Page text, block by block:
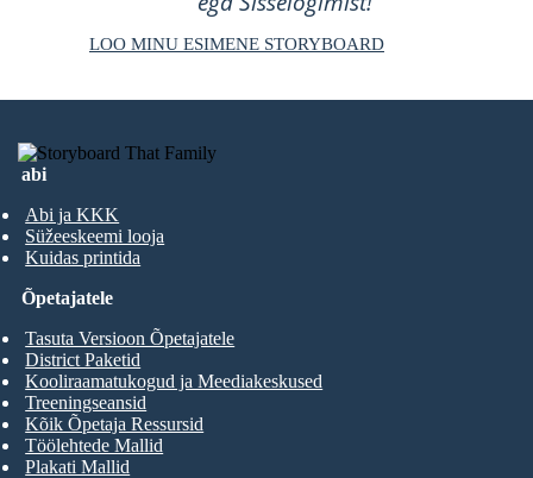
LOO MINU ESIMENE STORYBOARD
abi
Abi ja KKK
Süžeeskeemi looja
Kuidas printida
Õpetajatele
Tasuta Versioon Õpetajatele
District Paketid
Kooliraamatukogud ja Meediakeskused
Treeningseansid
Kõik Õpetaja Ressursid
Töölehtede Mallid
Plakati Mallid